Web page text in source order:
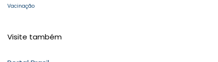
Vacinação
Visite também